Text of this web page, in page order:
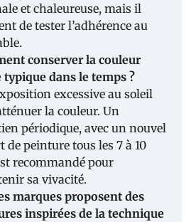
et chaleureuse, mais il
de tester l’adhérence au
conserver la couleur
typique dans le temps ?
excessive au soleil
la couleur. Un
périodique, avec un nouvel
de peinture tous les 7 à 10
recommandé pour
sa vivacité.
marques proposent des
inspirées de la technique